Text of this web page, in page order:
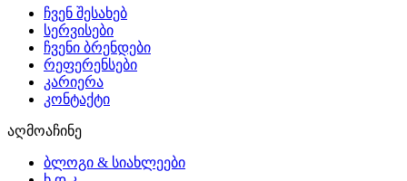
ჩვენ შესახებ
სერვისები
ჩვენი ბრენდები
რეფერენსები
კარიერა
კონტაქტი
აღმოაჩინე
ბლოგი & სიახლეები